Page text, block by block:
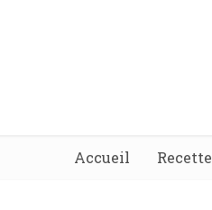
Accueil